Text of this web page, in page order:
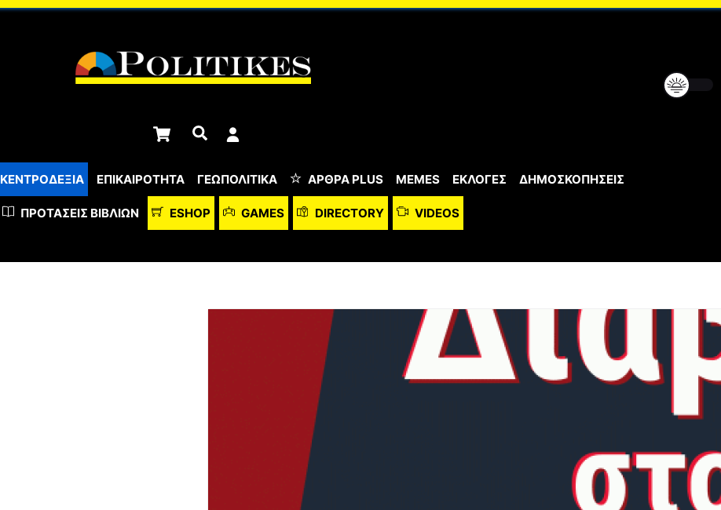
Cart Αναζήτηση
ΚΕΝΤΡΟΔΕΞΙΑ ΕΠΙΚΑΙΡΟΤΗΤΑ ΓΕΩΠΟΛΙΤΙΚΑ ΆΡΘΡΑ PLUS MEMES ΕΚΛΟΓΕΣ ΔΗΜΟΣΚΟΠΗΣΕΙΣ
ΠΡΟΤΆΣΕΙΣ ΒΙΒΛΊΩΝ ESHOP GAMES DIRECTORY VIDEOS